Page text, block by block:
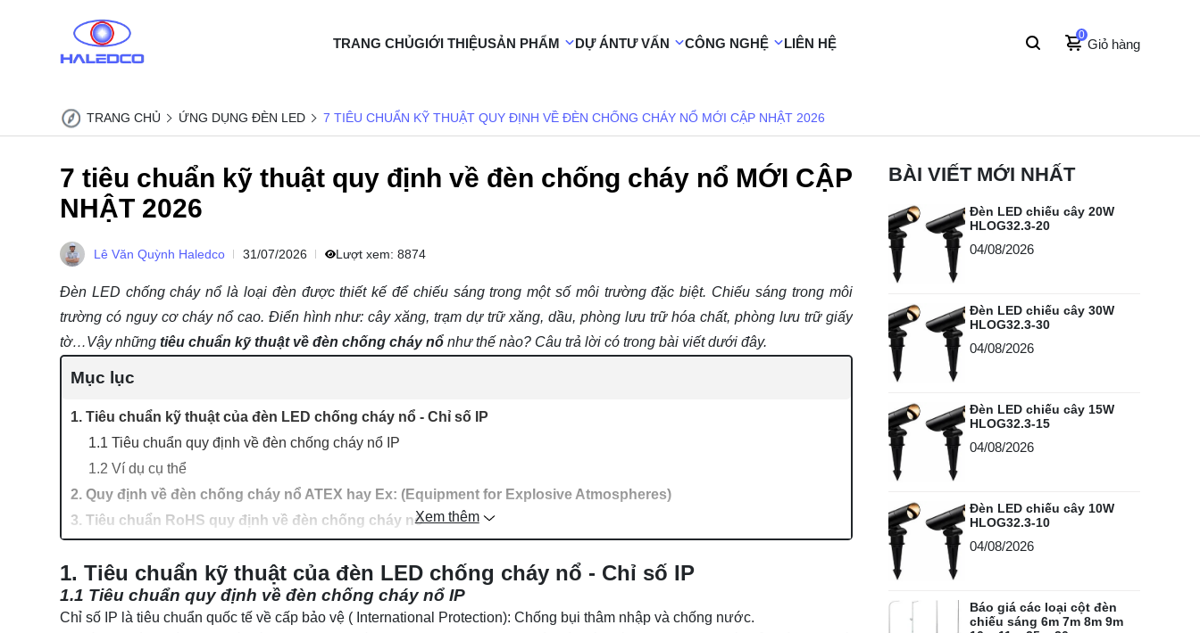
TRANG CHỦGIỚI THIỆUSẢN PHẨM DỰ ÁNTƯ VẤN CÔNG NGHỆ LIÊN HỆ
0
Giỏ hàng
TRANG CHỦ ỨNG DỤNG ĐÈN LED 7 TIÊU CHUẨN KỸ THUẬT QUY ĐỊNH VỀ ĐÈN CHỐNG CHÁY NỔ MỚI CẬP NHẬT 2026
7 tiêu chuẩn kỹ thuật quy định về đèn chống cháy nổ MỚI CẬP
NHẬT 2026
Lê Văn Quỳnh Haledco 31/07/2026 Lượt xem: 8874
Đèn LED chống cháy nổ là loại đèn được thiết kế để chiếu sáng trong một số môi trường đặc biệt. Chiếu sáng trong môi
trường có nguy cơ cháy nổ cao. Điển hình như: cây xăng, trạm dự trữ xăng, dầu, phòng lưu trữ hóa chất, phòng lưu trữ giấy
tờ…Vậy những tiêu chuẩn kỹ thuật về đèn chống cháy nổ như thế nào? Câu trả lời có trong bài viết dưới đây.
Mục lục
1. Tiêu chuẩn kỹ thuật của đèn LED chống cháy nổ - Chỉ số IP
1.1 Tiêu chuẩn quy định về đèn chống cháy nổ IP
1.2 Ví dụ cụ thể
2. Quy định về đèn chống cháy nổ ATEX hay Ex: (Equipment for Explosive Atmospheres)
3. Tiêu chuẩn RoHS quy định về đèn chống cháy nổ
4.1 Quy định chống nổ Zone 0
4.2 Quy định chống nổ Zone 1
4.3 Quy định chống nổ Zone 2
Xem thêm
1. Tiêu chuẩn kỹ thuật của đèn LED chống cháy nổ - Chỉ số IP
1.1 Tiêu chuẩn quy định về đèn chống cháy nổ IP
Chỉ số IP là tiêu chuẩn quốc tế về cấp bảo vệ ( International Protection): Chống bụi thâm nhập và chống nước.
BÀI VIẾT MỚI NHẤT
Đèn LED chiếu cây 20W
HLOG32.3-20
04/08/2026
Đèn LED chiếu cây 30W
HLOG32.3-30
04/08/2026
Đèn LED chiếu cây 15W
HLOG32.3-15
04/08/2026
Đèn LED chiếu cây 10W
HLOG32.3-10
04/08/2026
Báo giá các loại cột đèn
chiếu sáng 6m 7m 8m 9m